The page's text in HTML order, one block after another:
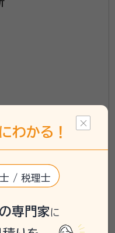
ープレスビル1F
を承ります/
談
わかる！
/ 税理士
専門家に